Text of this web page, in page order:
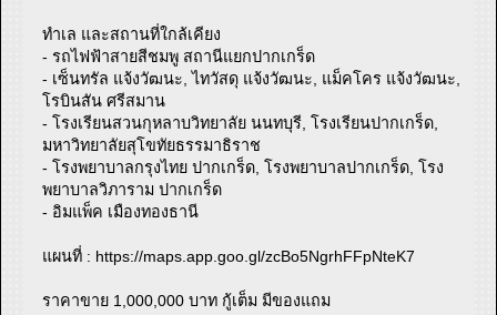
ทำเล และสถานที่ใกล้เคียง
- รถไฟฟ้าสายสีชมพู สถานีแยกปากเกร็ด
- เซ็นทรัล แจ้งวัฒนะ, ไทวัสดุ แจ้งวัฒนะ, แม็คโคร แจ้งวัฒนะ,
โรบินสัน ศรีสมาน
- โรงเรียนสวนกุหลาบวิทยาลัย นนทบุรี, โรงเรียนปากเกร็ด,
มหาวิทยาลัยสุโขทัยธรรมาธิราช
- โรงพยาบาลกรุงไทย ปากเกร็ด, โรงพยาบาลปากเกร็ด, โรง
พยาบาลวิภาราม ปากเกร็ด
- อิมแพ็ค เมืองทองธานี
แผนที่ : https://maps.app.goo.gl/zcBo5NgrhFFpNteK7
ราคาขาย 1,000,000 บาท กู้เต็ม มีของแถม